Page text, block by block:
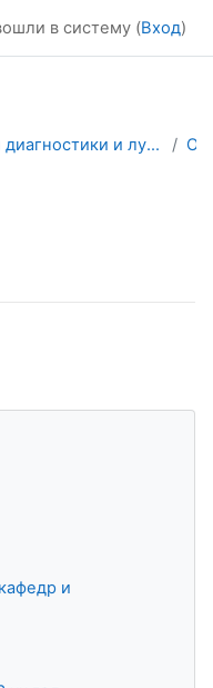
в систему (Вход)
Лучевой диагностики и лучевой терапии, ядерной медицины и радиотерапии с курсами ИДПО
и